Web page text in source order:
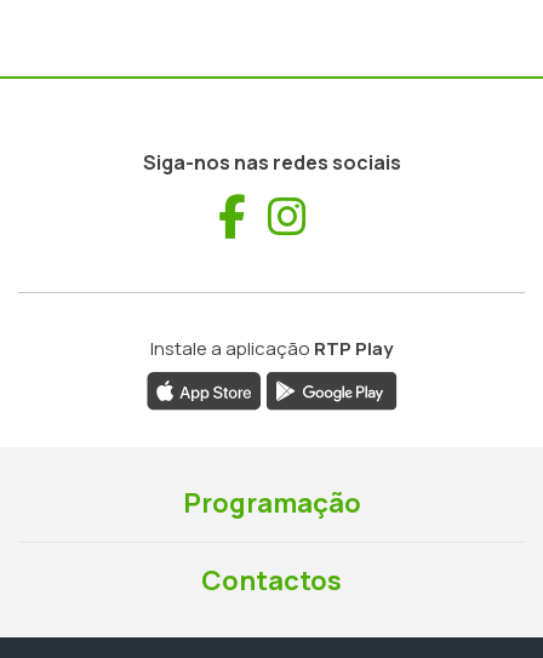
Siga-nos nas redes sociais
Facebook
Instale a aplicação RTP Play
Programação
Contactos